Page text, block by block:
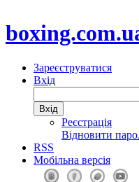
Зареєструватися
Вхід
Реєстрація
Відновити
RSS
Мобільна версія